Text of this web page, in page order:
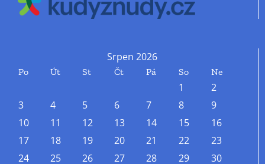
Srpen 2026
Po Út St Čt Pá So Ne
1
2
3
4 5 6 7 8
9
10
11 12 13 14 15
16
17
18 19 20 21 22
23
24
25 26 27 28 29
30